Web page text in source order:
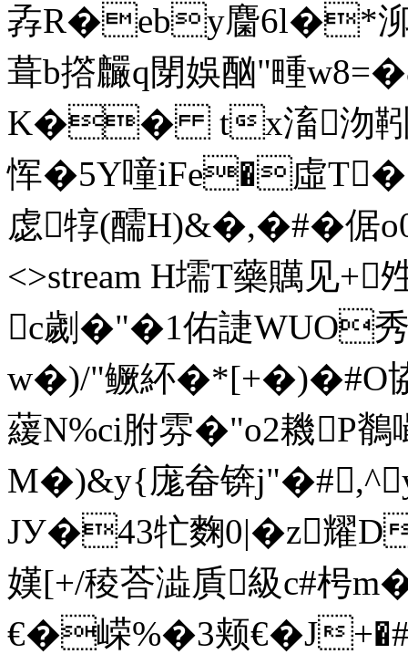
孨R�eby麕6l�*泖s
葺b撘麣q閕娛酗"畽
K�� tx滀沕
恽�5Y噇iFe�虛
虙犉(醹H)&�,�#�倨
<>stream H壖T藥贎见+
c劌�"�1佑誱WUO
w�)/"鳜紑�*[+�)�#O協
藧N%ci胕雰�"o2耭P
M�)&y{庬畚锛j"�#,^ y
JУ�43牤麴0|�z耀D
嫨[+/稜荅澁貭級c#
€�嵘%�3颊€�J+�#